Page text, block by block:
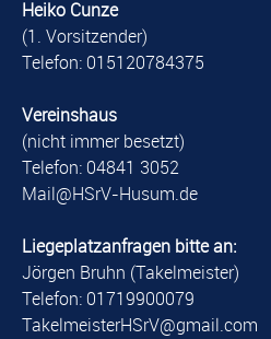
Heiko Cunze
(1. Vorsitzender)
Telefon: 015120784375
Vereinshaus
(nicht immer besetzt)
Telefon: 04841 3052
​Mail@HSrV-Husum.de​
Liegeplatzanfragen bitte an:
Jörgen Bruhn (Takelmeister)
Telefon: 01719900079
​TakelmeisterHSrV@gmail.com​